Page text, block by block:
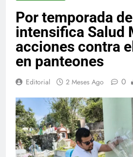
Por temporada
intensifica Salud
acciones contra
en panteones
Editorial 2 Meses Ago 0